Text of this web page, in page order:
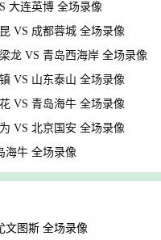
大连英博 全场录像
VS 成都蓉城 全场录像
龙 VS 青岛西海岸 全场录像
VS 山东泰山 全场录像
VS 青岛海牛 全场录像
VS 北京国安 全场录像
海牛 全场录像
文图斯 全场录像